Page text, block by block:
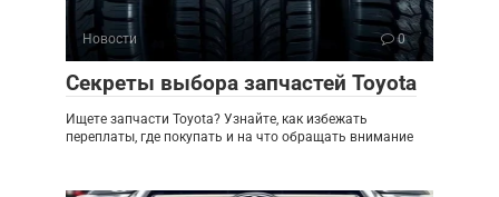
Новости 0
Секреты выбора запчастей Toyota
Ищете запчасти Toyota? Узнайте, как избежать
переплаты, где покупать и на что обращать внимание